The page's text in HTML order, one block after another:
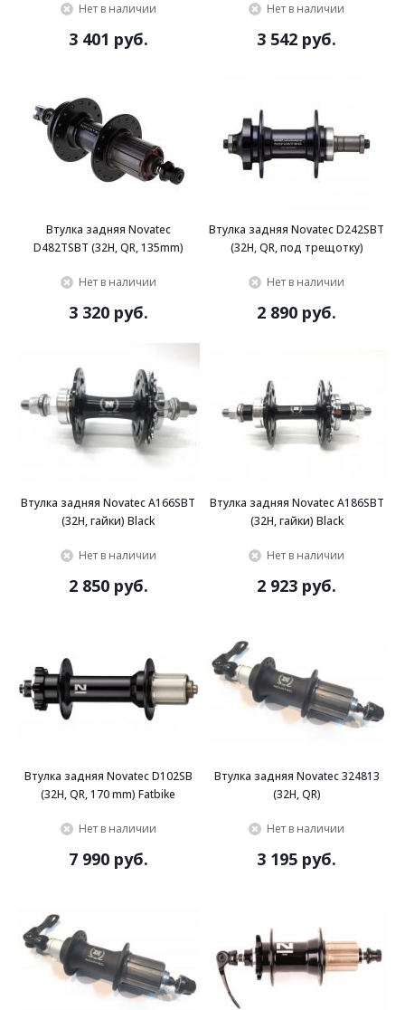
Нет в наличии
3 401 руб.
Нет в наличии
3 542 руб.
Втулка задняя Novatec
D482TSBT (32H, QR, 135mm)
Нет в наличии
3 320 руб.
Втулка задняя Novatec D242SBT
(32H, QR, под трещотку)
Нет в наличии
2 890 руб.
Втулка задняя Novatec A166SBT
(32H, гайки) Black
Нет в наличии
2 850 руб.
Втулка задняя Novatec A186SBT
(32H, гайки) Black
Нет в наличии
2 923 руб.
Втулка задняя Novatec D102SB
(32H, QR, 170 mm) Fatbike
Нет в наличии
7 990 руб.
Втулка задняя Novatec 324813
(32H, QR)
Нет в наличии
3 195 руб.